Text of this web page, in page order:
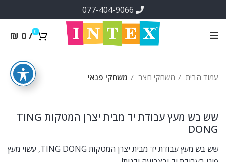
0
/
₪ 0
עמוד הבית משחקי חצר משחקי פנאי
שש בש מעץ עבודת יד מבית יצרן המטקות TING
DONG
שש בש מעץ עבודת יד מבית יצרן המטקות TING DONG, עשוי מעץ